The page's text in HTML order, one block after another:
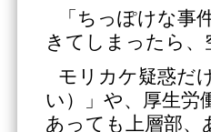
「ちっぽけな
きてしまったら
モリカケ疑惑だ
い）」や、厚生労
あっても上層部、